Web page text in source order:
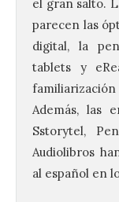
el gran salto.
parecen las
digital, la
tablets y
Además, las
Sstorytel,
Audiolibros
al español en